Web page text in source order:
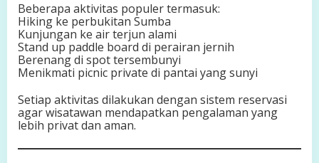
Beberapa aktivitas populer termasuk:
Hiking ke perbukitan Sumba
Kunjungan ke air terjun alami
Stand up paddle board di perairan jernih
Berenang di spot tersembunyi
Menikmati picnic private di pantai yang sunyi
Setiap aktivitas dilakukan dengan sistem reservasi
agar wisatawan mendapatkan pengalaman yang
lebih privat dan aman.